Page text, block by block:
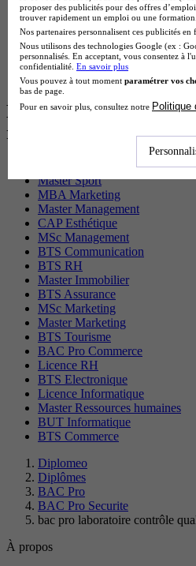
BTS Domotique en alternance
BAC Pro Agora en alternance
BTS Sta en alternance
BTS Iris en alternance
BTS Tpl en alternance
BTS Ati en alternance
Les diplômes par
recherchés
Master Sport
MBA Marketing
Master Management
CAP Esthétique
MSc Management
BTS Communication
BTS RH
Master Immobilier
BTS Assurance
MSc Marketing
Master Marketing
BTS Tourisme
BAC Pro Commerce
Licence RH
BTS Electronique
Licence Informatique
Master Ressources humaines
BUT Informatique
BTS Commerce
Diplomeo
Diplômes
BAC Pro
BAC Pro Securite
bac pro laboratoire contrôle
À propos
proposer des publicités pour des offres
trouver rapidement un emploi ou une formation.
Nos partenaires personnalisent ces publicités
Nous utilisons des technologies Google (ex :
personnalisés. En acceptant, vous consentez à
confidentialité. En savoir plus
Vous pouvez à tout moment paramétrer vos
bas de page.
Pour en savoir plus, consultez notre Politique